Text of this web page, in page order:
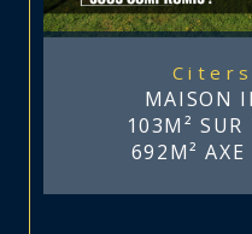
MAISON
103M² SUR
692M²